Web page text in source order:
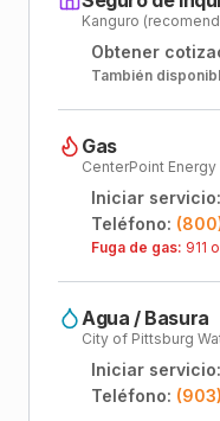
Kanguro
Obtener
También
Gas
CenterPoint Energy
Iniciar servicio:
Teléfono:
Fuga de gas: 911 o
Agua / Basura
City of Pittsburg
Iniciar servicio:
Teléfono: